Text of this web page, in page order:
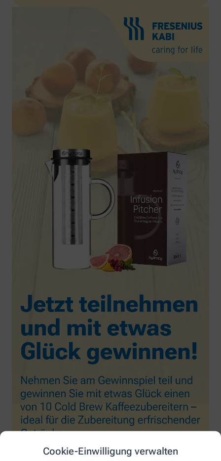
Cookie-Einwilligung verwalten